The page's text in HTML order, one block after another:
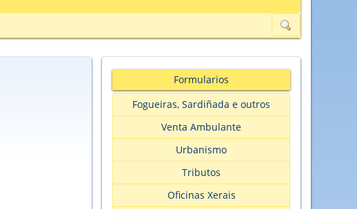
Formularios
Fogueiras, Sardiñada e outros
Venta Ambulante
Urbanismo
Tributos
Oficinas Xerais